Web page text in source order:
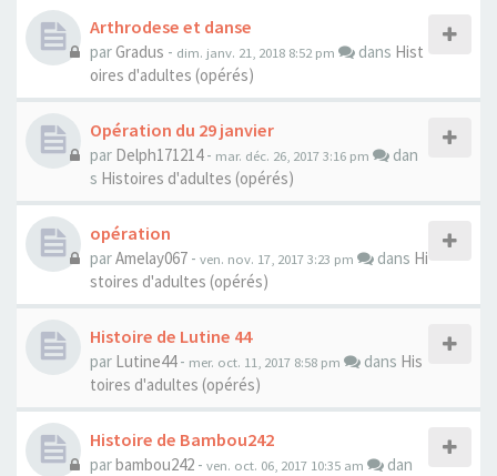
Arthrodese et danse
parGradus - dim. janv. 21, 2018 8:52 pm dans Hist
oires d'adultes (opérés)
Opération du 29 janvier
par Delph171214- mar. déc. 26, 2017 3:16 pm
dan
s Histoires d'adultes (opérés)
opération
parAmelay067 - ven. nov. 17, 2017 3:23 pm dans Hi
stoires d'adultes (opérés)
Histoire de Lutine 44
par Lutine44- mer. oct. 11, 2017 8:58 pm dans His
toires d'adultes (opérés)
Histoire de Bambou242
parbambou242 - ven. oct. 06, 2017 10:35 am
dan